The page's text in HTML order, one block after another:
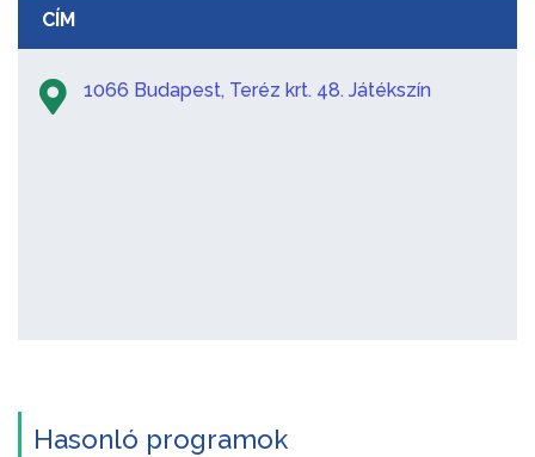
CÍM
1066 Budapest, Teréz krt. 48. Játékszín
Hasonló programok